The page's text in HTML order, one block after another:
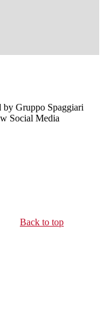
by Gruppo Spaggiari
Social Media
Back to top